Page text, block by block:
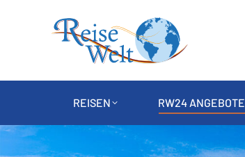
REISEN RW24 ANGEBOTE